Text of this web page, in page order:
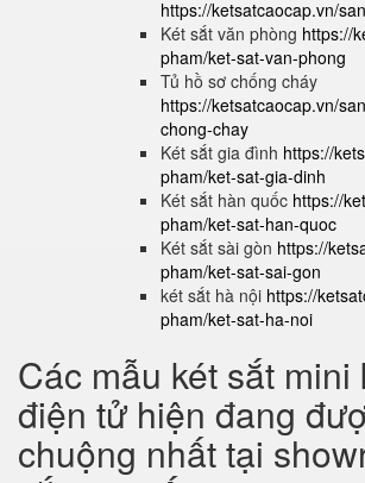
https://ketsatcaocap.vn/
Két sắt văn phòng https://
pham/ket-sat-van-phong
Tủ hồ sơ chống cháy
https://ketsatcaocap.vn/
chong-chay
Két sắt gia đình https://
pham/ket-sat-gia-dinh
Két sắt hàn quốc https://
pham/ket-sat-han-quoc
Két sắt sài gòn https://
pham/ket-sat-sai-gon
két sắt hà nội https://
pham/ket-sat-ha-noi
Các mẫu két sắt mini
điện tử hiện đang
chuộng nhất tại